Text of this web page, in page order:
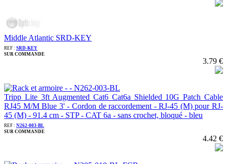
Middle Atlantic SRD-KEY
REF : SRD-KEY
SUR COMMANDE
3.79 €
Tripp Lite 3ft Augmented Cat6 Cat6a Shielded 10G Patch Cable
RJ45 M/M Blue 3' - Cordon de raccordement - RJ-45 (M) pour RJ-
45 (M) - 91.4 cm - STP - CAT 6a - sans crochet, bloqué - bleu
REF : N262-003-BL
SUR COMMANDE
4.42 €